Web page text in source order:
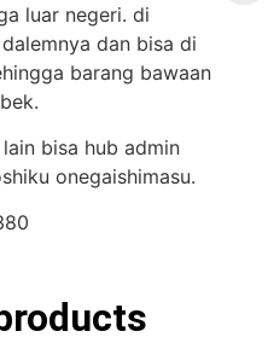
luar negeri. di
dan bisa di
barang bawaan
bisa hub admin
onegaishimasu.